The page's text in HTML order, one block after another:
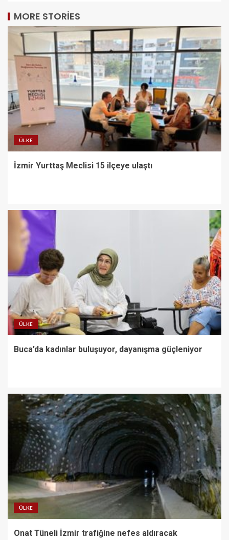
MORE STORIES
ÜLKE
İzmir Yurttaş Meclisi 15 ilçeye ulaştı
ÜLKE
Buca’da kadınlar buluşuyor, dayanışma güçleniyor
ÜLKE
Onat Tüneli İzmir trafiğine nefes aldıracak